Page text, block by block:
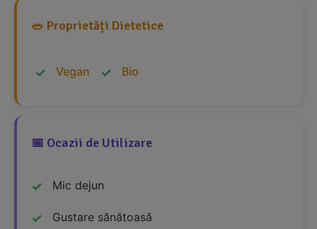
🥗 Proprietăți Dietetice
Vegan Bio
📅 Ocazii de Utilizare
Mic dejun
Gustare sănătoasă